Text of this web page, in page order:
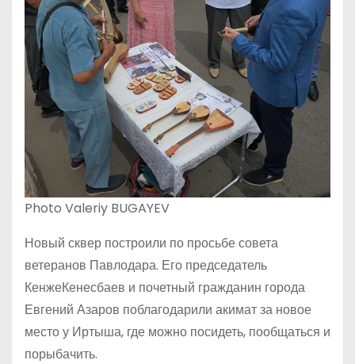
Photo Valeriy BUGAYEV
Новый сквер построили по просьбе совета
ветеранов Павлодара. Его председатель
КенжеКенесбаев и почетный гражданин города
Евгений Азаров поблагодарили акимат за новое
место у Иртыша, где можно посидеть, пообщаться и
порыбачить.